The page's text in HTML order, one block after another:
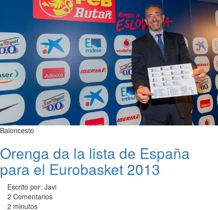
Baloncesto
Orenga da la lista de España
para el Eurobasket 2013
Escrito por: Javi
2 Comentarios
2 minutos